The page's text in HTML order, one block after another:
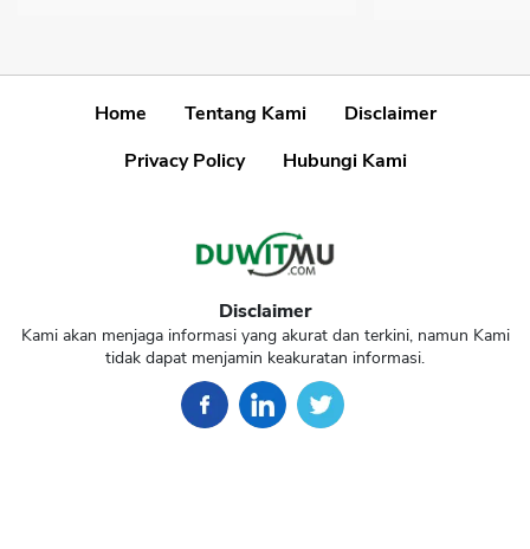
Home Tentang Kami
Disclaimer
Privacy Policy
Hubungi Kami
Disclaimer
Kami akan menjaga informasi yang akurat dan terkini, namun Kami
tidak dapat menjamin keakuratan informasi.